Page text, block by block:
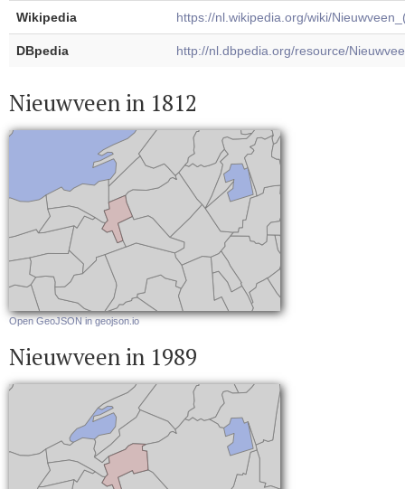
Wikipedia https://nl.wikipedia.org/wiki/
DBpedia http://nl.dbpedia.org/resource/
Nieuwveen in 1812
Open GeoJSON in geojson.io
Nieuwveen in 1989